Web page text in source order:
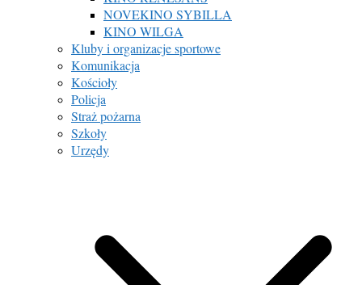
NOVEKINO SYBILLA
KINO WILGA
Kluby i organizacje sportowe
Komunikacja
Kościoły
Policja
Straż pożarna
Szkoły
Urzędy